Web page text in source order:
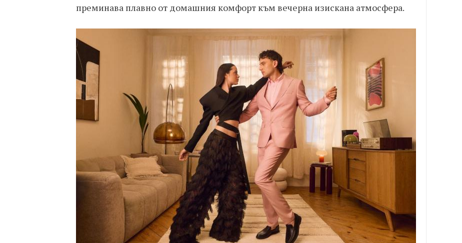
преминава плавно от домашния комфорт към вечерна изискана атмосфера.